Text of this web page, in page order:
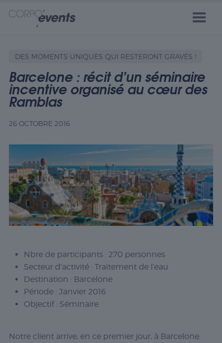
DES MOMENTS UNIQUES QUI RESTERONT GRAVÉS !
Barcelone : récit d’un séminaire
incentive organisé au cœur des
Ramblas
26 OCTOBRE 2016
Nbre de participants : 270 personnes
Secteur d’activité : Traitement de l’eau
Destination : Barcelone
Période : Janvier 2016
Objectif : Séminaire
Notre client arrive, en ce premier jour, à Barcelone.